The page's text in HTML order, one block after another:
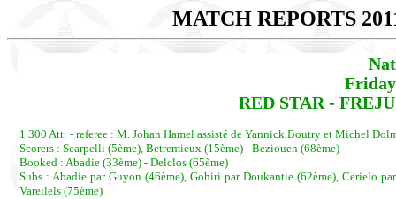
MATCH REPORTS
RED STAR -
1 300 Att: - referee : M. Johan Hamel assisté de Yannick Boutry et Michel
Scorers : Scarpelli (5ème), Betremieux (15ème) - Beziouen (68ème)
Booked : Abadie (33ème) - Delclos (65ème)
Subs : Abadie par Guyon (46ème), Gohiri par Doukantie (62ème), Cerielo
Vareilels (75ème)